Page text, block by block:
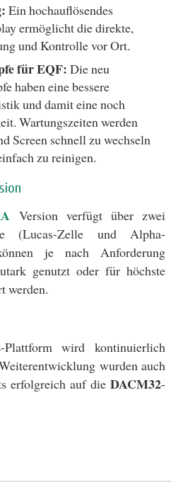
Ein hochauflösendes
ermöglicht die direkte,
und Kontrolle vor Ort.
für EQF: Die neu
haben eine bessere
und damit eine noch
Wartungszeiten werden
Screen schnell zu wechseln
zu reinigen.
Version verfügt über zwei
(Lucas-Zelle und Alpha-
je nach Anforderung
genutzt oder für höchste
werden.
-Plattform wird kontinuierlich
wurden auch
erfolgreich auf die DACM32-